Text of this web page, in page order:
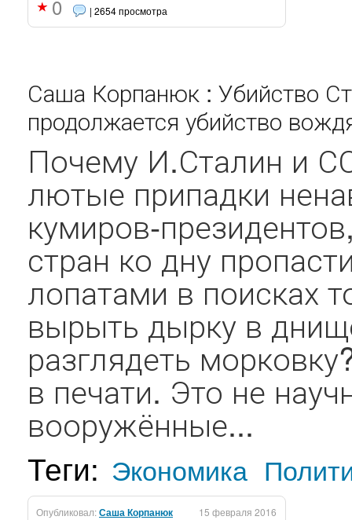
0 | 2654 просмотра
Саша Корпанюк : Убийство
продолжается убийство
Почему И.Сталин и
лютые припадки
кумиров-
стран ко дну
лопатами в поисках
вырыть дырку в
разглядеть
в печати. Это не
вооружённые...
Теги: Экономика
Опубликовал:Саша Корпанюк 15 февраля 2016